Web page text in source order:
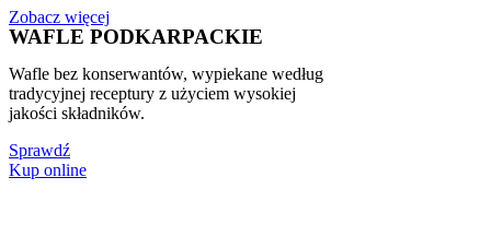
Zobacz więcej
WAFLE PODKARPACKIE
Wafle bez konserwantów, wypiekane według
tradycyjnej receptury z użyciem wysokiej
jakości składników.
Sprawdź
Kup online